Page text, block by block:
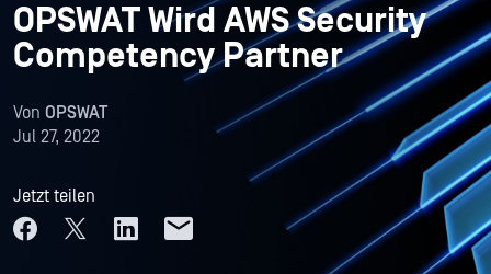
OPSWAT Wird AWS Security
Competency Partner
Von OPSWAT
Jul 27, 2022
Jetzt teilen